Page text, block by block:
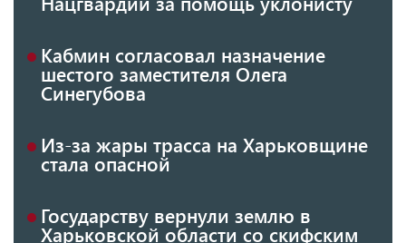
Кабмин согласовал назначение
шестого заместителя Олега
Синегубова
Из-за жары трасса на Харьковщине
стала опасной
Государству вернули землю в
Харьковской области со скифским